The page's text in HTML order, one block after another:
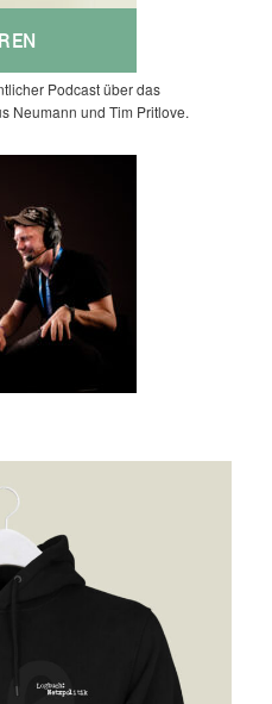
Podcast über das
Neumann und Tim Pritlove.